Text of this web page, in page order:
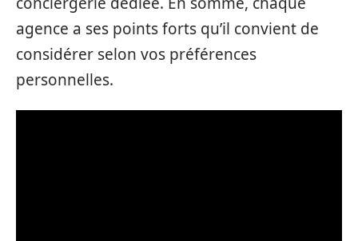
agence a ses points forts qu’il convient de
considérer selon vos préférences
personnelles.